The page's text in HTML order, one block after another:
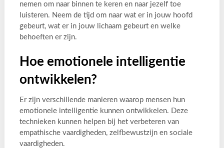
nemen om naar binnen te keren en naar jezelf toe
luisteren. Neem de tijd om naar wat er in jouw hoofd
gebeurt, wat er in jouw lichaam gebeurt en welke
behoeften er zijn.
Hoe emotionele intelligentie
ontwikkelen?
Er zijn verschillende manieren waarop mensen hun
emotionele intelligentie kunnen ontwikkelen. Deze
technieken kunnen helpen bij het verbeteren van
empathische vaardigheden, zelfbewustzijn en sociale
vaardigheden.